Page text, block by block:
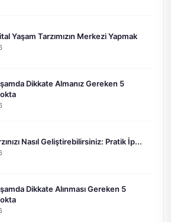
Yaşam Tarzımızın Merkezi Yapmak
Dikkate Almanız Gereken 5
Nasıl Geliştirebilirsiniz: Pratik İp...
Dikkate Alınması Gereken 5